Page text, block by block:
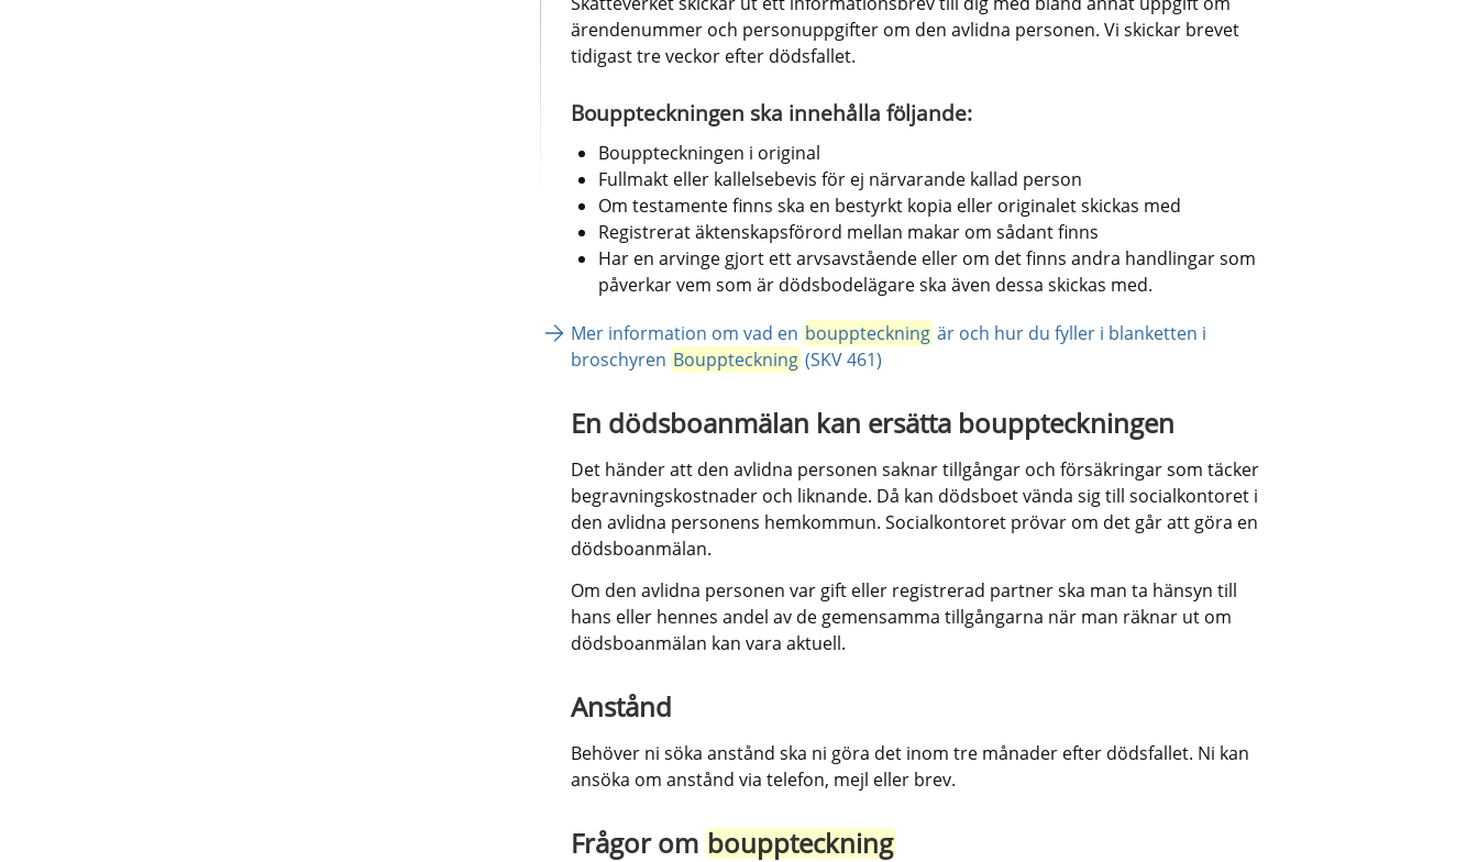
ärendenummer och personuppgifter om den avlidna personen. Vi skickar brevet
tidigast tre veckor efter dödsfallet.
Bouppteckningen ska innehålla följande:
Bouppteckningen i original
Fullmakt eller kallelsebevis för ej närvarande kallad person
Om testamente finns ska en bestyrkt kopia eller originalet skickas med
Registrerat äktenskapsförord mellan makar om sådant finns
Har en arvinge gjort ett arvsavstående eller om det finns andra handlingar som
påverkar vem som är dödsbodelägare ska även dessa skickas med.
Mer information om vad en bouppteckning är och hur du fyller i blanketten i
broschyren Bouppteckning (SKV 461)
En dödsboanmälan kan ersätta bouppteckningen
Det händer att den avlidna personen saknar tillgångar och försäkringar som täcker
begravningskostnader och liknande. Då kan dödsboet vända sig till socialkontoret i
den avlidna personens hemkommun. Socialkontoret prövar om det går att göra en
dödsboanmälan.
Om den avlidna personen var gift eller registrerad partner ska man ta hänsyn till
hans eller hennes andel av de gemensamma tillgångarna när man räknar ut om
dödsboanmälan kan vara aktuell.
Anstånd
Behöver ni söka anstånd ska ni göra det inom tre månader efter dödsfallet. Ni kan
ansöka om anstånd via telefon, mejl eller brev.
Frågor om bouppteckning